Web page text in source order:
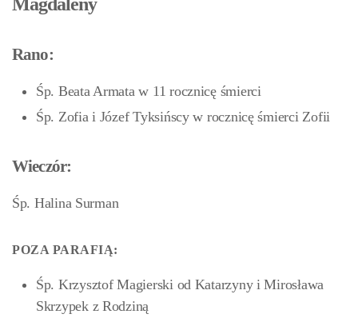
Rano:
Śp. Beata Armata w 11 rocznicę śmierci
Śp. Zofia i Józef Tyksińscy w rocznicę śmierci Zofii
Wieczór:
Śp. Halina Surman
POZA PARAFIĄ:
Śp. Krzysztof Magierski od Katarzyny i Mirosława
Skrzypek z Rodziną